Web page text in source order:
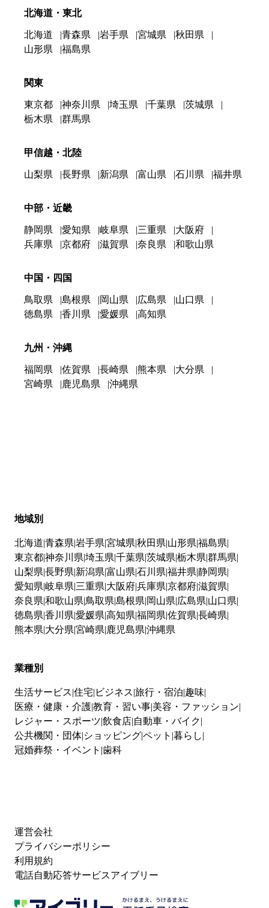
北海道・東北
北海道 青森県 岩手県 宮城県
秋田県
山形県
福島県
関東
東京都 神奈川県 埼玉県 千葉県
茨城県
栃木県
群馬県
甲信越・北陸
山梨県 長野県 新潟県 富山県 石川県 福井県
中部・近畿
静岡県 愛知県 岐阜県 三重県
大阪府
兵庫県
京都府 滋賀県 奈良県 和歌山県
中国・四国
鳥取県 島根県 岡山県 広島県
山口県
徳島県
香川県 愛媛県 高知県
九州・沖縄
福岡県 佐賀県 長崎県 熊本県
大分県
宮崎県
鹿児島県 沖縄県
地域別
北海道 青森県 岩手県 宮城県 秋田県 山形県 福島県
東京都神奈川県 埼玉県 千葉県 茨城県 栃木県 群馬県
山梨県 長野県 新潟県 富山県 石川県 福井県 静岡県
愛知県 岐阜県 三重県 大阪府兵庫県 京都府滋賀県
奈良県 和歌山県 鳥取県 島根県 岡山県 広島県 山口県
徳島県 香川県 愛媛県 高知県 福岡県 佐賀県 長崎県
熊本県 大分県 宮崎県 鹿児島県 沖縄県
業種別
生活サービス 住宅 ビジネス 旅行・宿泊 趣味
医療・健康・介護教育・習い事 美容・ファッション
レジャー・スポーツ 飲食店 自動車・バイク
公共機関・団体 ショッピングペット 暮らし
冠婚葬祭・イベント 歯科
運営会社
プライバシーポリシー
利用規約
電話自動応答サービスアイブリー